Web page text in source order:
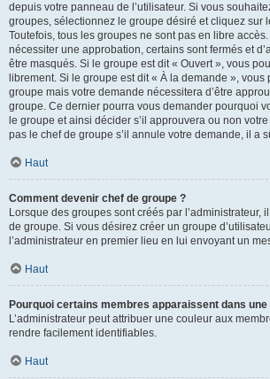
depuis votre panneau de l’utilisateur. Si vous
groupes, sélectionnez le groupe désiré et cliquez sur
Toutefois, tous les groupes ne sont pas en libre
nécessiter une approbation, certains sont fermés et
être masqués. Si le groupe est dit « Ouvert », vous
librement. Si le groupe est dit « À la demande », vous
groupe mais votre demande nécessitera d’être
groupe. Ce dernier pourra vous demander pourquoi
le groupe et ainsi décider s’il approuvera ou non
pas le chef de groupe s’il annule votre demande, il a
Haut
Comment devenir chef de groupe ?
Lorsque des groupes sont créés par l’administrateur,
de groupe. Si vous désirez créer un groupe
l’administrateur en premier lieu en lui envoyant un
Haut
Pourquoi certains membres apparaissent dans
L’administrateur peut attribuer une couleur aux
rendre facilement identifiables.
Haut